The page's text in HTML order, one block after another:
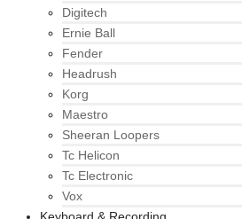
Digitech
Ernie Ball
Fender
Headrush
Korg
Maestro
Sheeran Loopers
Tc Helicon
Tc Electronic
Vox